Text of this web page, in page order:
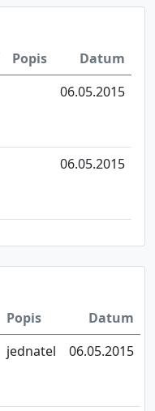
Popis
Datum
06.05.2015
06.05.2015
Popis
Datum
jednatel 06.05.2015